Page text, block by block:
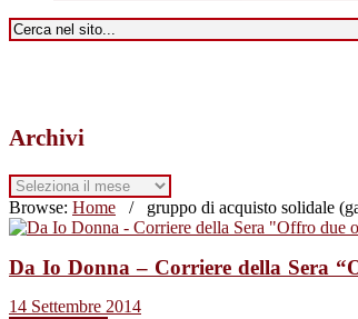
Archivi
Archivi
Browse: Home / gruppo di acquisto solidale
Da Io Donna – Corriere della Sera
14 Settembre 2014